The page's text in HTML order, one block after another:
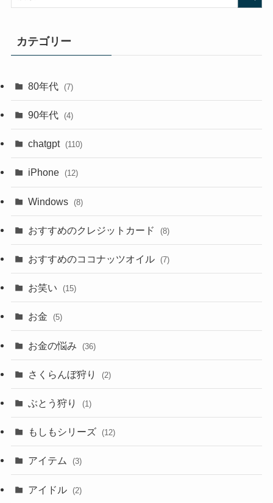
カテゴリー
80年代 (7)
90年代 (4)
chatgpt (110)
iPhone (12)
Windows (8)
おすすめのクレジットカード (8)
おすすめのココナッツオイル (7)
お笑い (15)
お金 (5)
お金の悩み (36)
さくらんぼ狩り (2)
ぶとう狩り (1)
もしもシリーズ (12)
アイテム (3)
アイドル (2)